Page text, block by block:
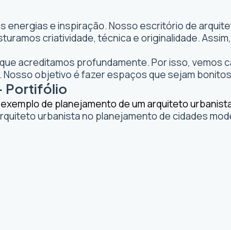
energias e inspiração. Nosso escritório de
criatividade, técnica e originalidade.
acreditamos profundamente. Por isso, vemos
Nosso objetivo é fazer espaços que sejam
Portifólio
urbanista no planejamento de cidades